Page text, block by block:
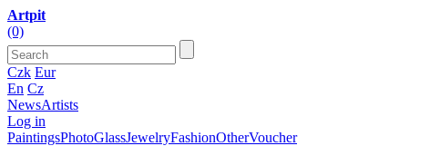
Artpit
(0)
Czk Eur
En Cz
NewsArtists
Log in
PaintingsPhotoGlassJewelryFashionOtherVoucher